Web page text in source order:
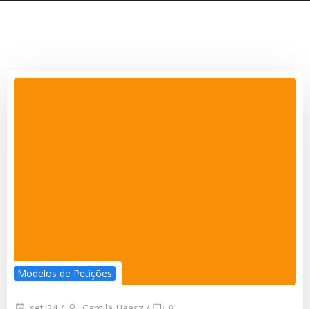
Modelos de Petições